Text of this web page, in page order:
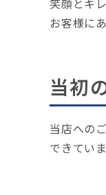
笑顔とキ
お客様に
当初
当店への
できてい